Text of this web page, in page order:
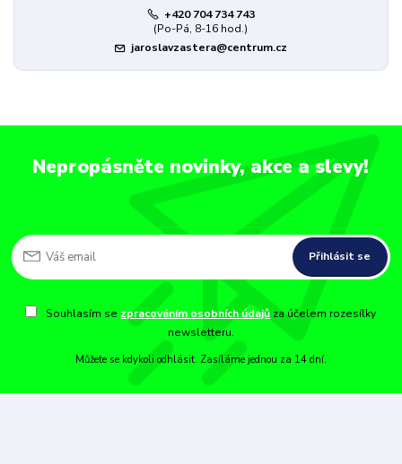
+420 704 734 743
(Po-Pá, 8-16 hod.)
jaroslavzastera@centrum.cz
Nepropásněte novinky, akce a slevy!
Přihlásit se
Souhlasím se zpracováním osobních údajů za účelem rozesílky
newsletteru.
Můžete se kdykoli odhlásit. Zasíláme jednou za 14 dní.